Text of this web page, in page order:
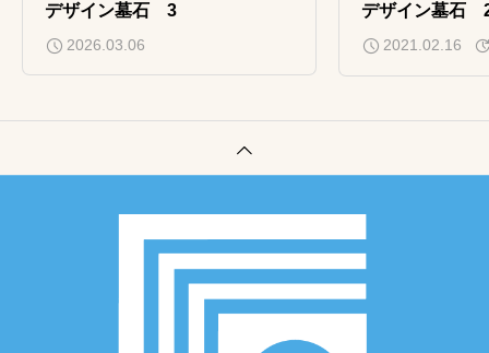
デザイン墓石 3
2026.03.06
デザイン墓石
2021.02.16